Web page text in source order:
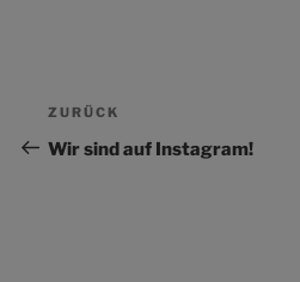
Beitragsnavigation
Vorheriger
Beitrag
ZURÜCK
Wir sind auf Instagram!